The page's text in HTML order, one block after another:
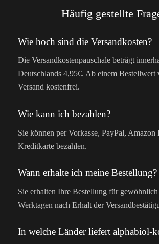
Häufig gestellte
Wie hoch sind die Versandkosten?
Die Versandkostenpauschale beträgt
Deutschlands 4,95€. Ab einem Bestellwert
Versand kostenfrei.
Wie kann ich bezahlen?
Sie können per Vorkasse, PayPal, Amazon
Kreditkarte bezahlen.
Wann erhalte ich meine Bestellung?
Sie erhalten Ihre Bestellung für
Werktagen nach Erhalt der
In welche Länder liefert alphabiol-